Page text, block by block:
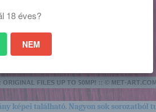
képei található. Nagyon sok sorozatból
18 éves?
NEM